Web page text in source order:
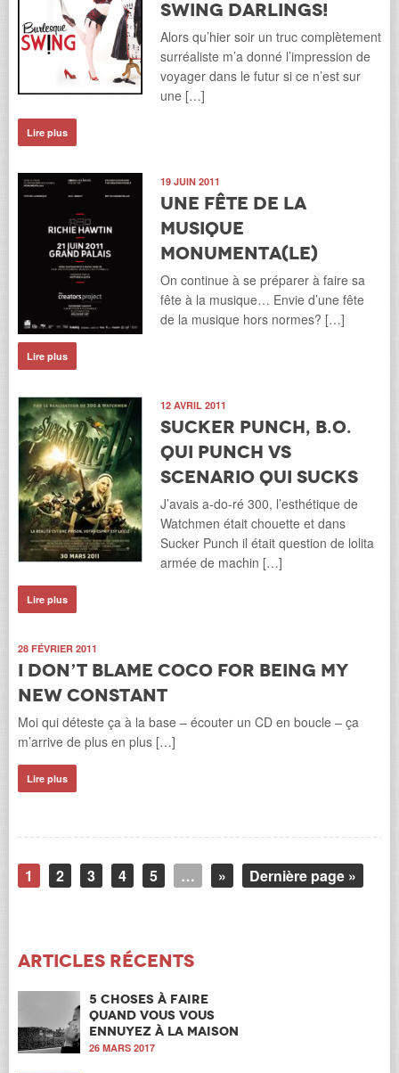
Swing darlings!
Alors qu’hier soir un truc complètement
surréaliste m’a donné l’impression de
voyager dans le futur si ce n’est sur
une […]
Lire plus
19 JUIN 2011
Une fête de la
musique
Monumenta(le)
On continue à se préparer à faire sa
fête à la musique… Envie d’une fête
de la musique hors normes? […]
Lire plus
12 AVRIL 2011
Sucker punch, B.O.
qui punch VS
scenario qui sucks
J’avais a-do-ré 300, l’esthétique de
Watchmen était chouette et dans
Sucker Punch il était question de lolita
armée de machin […]
Lire plus
28 FÉVRIER 2011
I don’t Blame Coco for being my
new constant
Moi qui déteste ça à la base – écouter un CD en boucle – ça
m’arrive de plus en plus […]
Lire plus
1 2 3 4 5 … » Dernière page »
Articles récents
5 choses à faire
quand vous vous
ennuyez à la maison
26 MARS 2017